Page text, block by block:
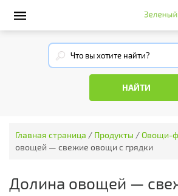
Главная страница / Продукты /Овощи-
овощей — свежие овощи с грядки
Долина овощей —